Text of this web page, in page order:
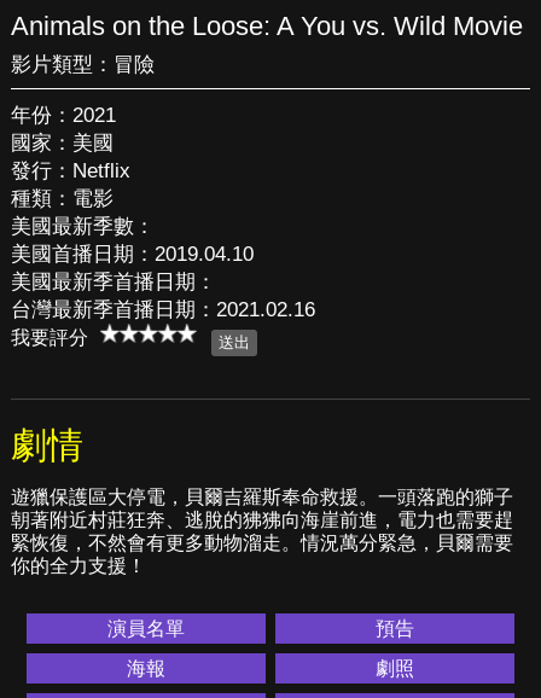
Animals on the Loose: A You vs. Wild Movie
影片類型： 冒險
年份：2021
國家：美國
發行：Netflix
種類：電影
美國最新季數：
美國首播日期：2019.04.10
美國最新季首播日期：
台灣最新季首播日期：2021.02.16
我要評分
劇情
遊獵保護區大停電，貝爾吉羅斯奉命救援。一頭落跑的獅子
朝著附近村莊狂奔、逃脫的狒狒向海崖前進，電力也需要趕
緊恢復，不然會有更多動物溜走。情況萬分緊急，貝爾需要
你的全力支援！
演員名單
預告
海報
劇照